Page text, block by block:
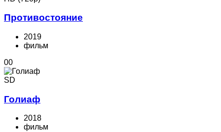
Противостояние
2019
фильм
00
SD
Голиаф
2018
фильм